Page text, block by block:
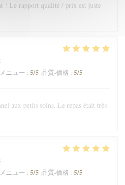
! Le rapport qualité / prix est juste
メニュー : 5/5 品質-価格 : 5/5
aux petits soins. Le repas était très
メニュー : 5/5 品質-価格 : 5/5